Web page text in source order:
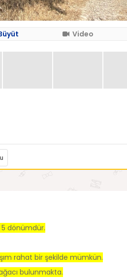
Video
5 dönümdür.
rahat bir şekilde mümkün.
bulunmakta.